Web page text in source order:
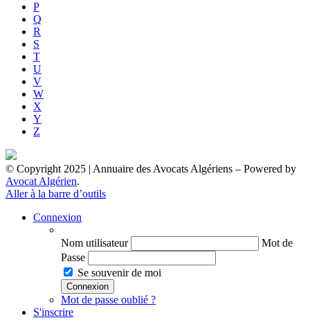
P
Q
R
S
T
U
V
W
X
Y
Z
© Copyright 2025 | Annuaire des Avocats Algériens – Powered by
Avocat Algérien.
Aller à la barre d’outils
Connexion
Nom utilisateur
Mot de
Passe
Se souvenir de moi
Mot de passe oublié ?
S'inscrire